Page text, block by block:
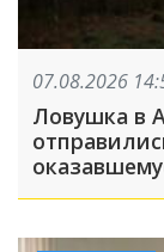
07.08.2026
Ловушка в